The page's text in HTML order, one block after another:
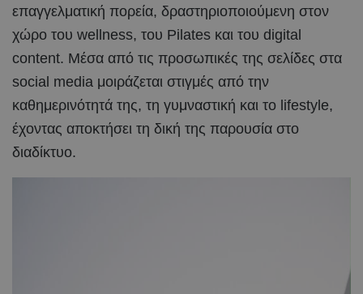
επαγγελματική πορεία, δραστηριοποιούμενη στον
χώρο του wellness, του Pilates και του digital
content. Μέσα από τις προσωπικές της σελίδες στα
social media μοιράζεται στιγμές από την
καθημερινότητά της, τη γυμναστική και το lifestyle,
έχοντας αποκτήσει τη δική της παρουσία στο
διαδίκτυο.